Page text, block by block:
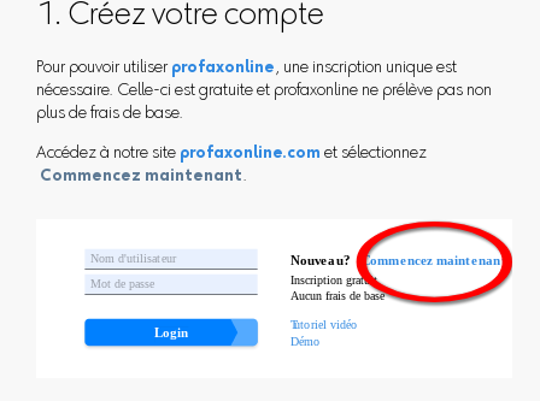
1. Créez votre compte
Pour pouvoir utiliser profaxonline, une inscription unique est
nécessaire. Celle-ci est gratuite et profaxonline ne prélève pas non
plus de frais de base.
Accédez à notre site profaxonline.com et sélectionnez
Commencez maintenant.